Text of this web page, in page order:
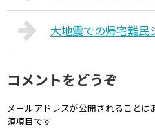
大地震での帰宅難民
コメントをどうぞ
メールアドレスが公開されることは
須項目です